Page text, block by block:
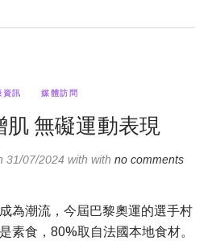
資訊 媒體訪問
肌 無礙運動表現
31/07/2024 with with no comments
為潮流，今屆巴黎奧運的選手村
素食，80%取自法國本地食材。